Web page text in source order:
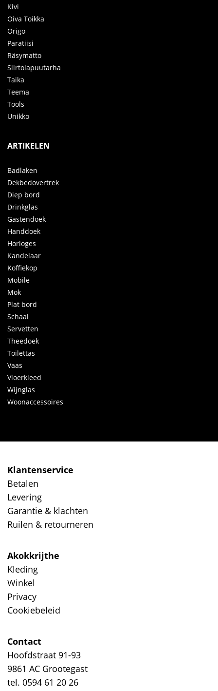
Kivi
Oiva Toikka
Origo
Paratiisi
Räsymatto
Siirtolapuutarha
Taika
Teema
Tools
Unikko
ARTIKELEN
Badlaken
Dekbedovertrek
Diep bord
Drinkglas
Gastendoek
Handdoek
Horloges
Kandelaar
Koffiekop
Mobile
Mok
Plat bord
Schaal
Servetten
Theedoek
Toilettas
Vaas
Vloerkleed
Wijnglas
Woonaccessoires
Klantenservice
Betalen
Levering
Garantie & klachten
Ruilen & retourneren
Akokkrijthe
Kleding
Winkel
Privacy
Cookiebeleid
Contact
Hoofdstraat 91-93
9861 AC Grootegast
tel. 0594 61 20 26